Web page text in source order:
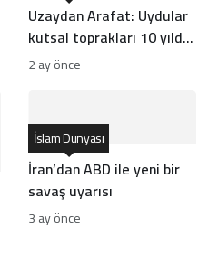
Uzaydan Arafat: Uydular
kutsal toprakları 10 yılda
nasıl görüntüledi?
2 ay önce
İran’dan ABD ile yeni bir
savaş uyarısı
İslam Dünyası
3 ay önce